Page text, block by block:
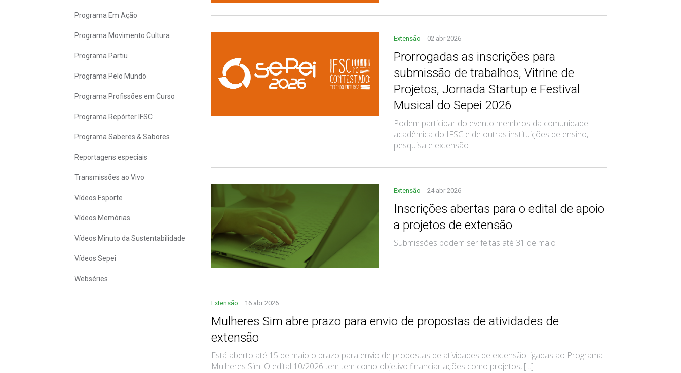
Programa Em Ação
Programa Movimento Cultura
Programa Partiu
Programa Pelo Mundo
Programa Profissões em Curso
Programa Repórter IFSC
Programa Saberes & Sabores
Reportagens especiais
Transmissões ao Vivo
Vídeos Esporte
Vídeos Memórias
Vídeos Minuto da Sustentabilidade
Vídeos Sepei
Webséries
Extensão 02 abr 2026
Prorrogadas as inscrições para
submissão de trabalhos, Vitrine de
Projetos, Jornada Startup e Festival
Musical do Sepei 2026
Podem participar do evento membros da comunidade
acadêmica do IFSC e de outras instituições de ensino,
pesquisa e extensão
Extensão 24 abr 2026
Inscrições abertas para o edital de apoio
a projetos de extensão
Submissões podem ser feitas até 31 de maio
Extensão 16 abr 2026
Mulheres Sim abre prazo para envio de propostas de atividades de
extensão
Está aberto até 15 de maio o prazo para envio de propostas de atividades de extensão ligadas ao Programa
Mulheres Sim. O edital 10/2026 tem tem como objetivo financiar ações como projetos, [...]